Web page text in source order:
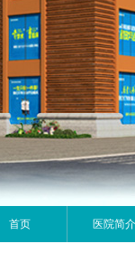
首页 医院简介